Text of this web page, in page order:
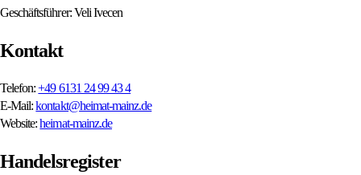
Geschäftsführer:Veli Ivecen
Kontakt
Telefon:+49 6131 24 99 43 4
E-Mail:kontakt@heimat-mainz.de
Website:heimat-mainz.de
Handelsregister